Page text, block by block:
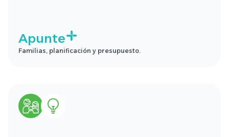
Apunte
Familias, planificación y presupuesto.